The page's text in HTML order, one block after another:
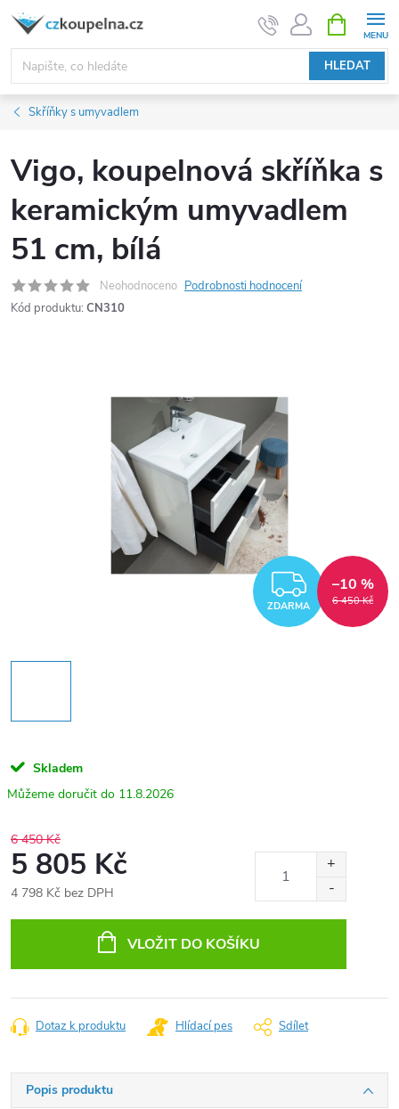
Přejít
obsah
HLEDAT
NÁKUPNÍ
KOŠÍK
Skříňky s umyvadlem
Vigo, koupelnová skříňka s
keramickým umyvadlem
51 cm, bílá
Neohodnoceno Podrobnosti hodnocení
Kód produktu: CN310
ZDARMA 6 450 Kč
–10 %
Skladem
11.8.2026
6 450 Kč
5 805 Kč
4 798 Kč bez DPH
VLOŽIT DO KOŠÍKU
Dotaz k produktu Hlídací pes Sdílet
Popis produktu